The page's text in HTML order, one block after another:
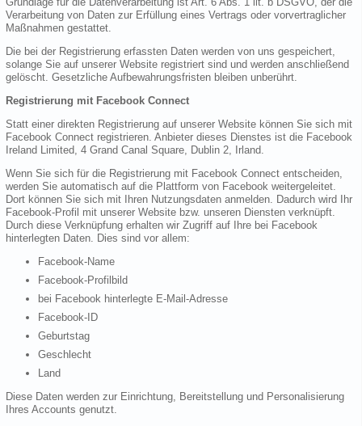
Verarbeitung von Daten zur Erfüllung eines Vertrags oder vorvertraglicher
Maßnahmen gestattet.
Die bei der Registrierung erfassten Daten werden von uns gespeichert,
solange Sie auf unserer Website registriert sind und werden anschließend
gelöscht. Gesetzliche Aufbewahrungsfristen bleiben unberührt.
Registrierung mit Facebook Connect
Statt einer direkten Registrierung auf unserer Website können Sie sich mit
Facebook Connect registrieren. Anbieter dieses Dienstes ist die Facebook
Ireland Limited, 4 Grand Canal Square, Dublin 2, Irland.
Wenn Sie sich für die Registrierung mit Facebook Connect entscheiden,
werden Sie automatisch auf die Plattform von Facebook weitergeleitet.
Dort können Sie sich mit Ihren Nutzungsdaten anmelden. Dadurch wird Ihr
Facebook-Profil mit unserer Website bzw. unseren Diensten verknüpft.
Durch diese Verknüpfung erhalten wir Zugriff auf Ihre bei Facebook
hinterlegten Daten. Dies sind vor allem:
Facebook-Name
Facebook-Profilbild
bei Facebook hinterlegte E-Mail-Adresse
Facebook-ID
Geburtstag
Geschlecht
Land
Diese Daten werden zur Einrichtung, Bereitstellung und Personalisierung
Ihres Accounts genutzt.